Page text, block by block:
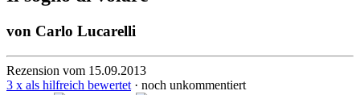
von Carlo Lucarelli
Rezension vom 15.09.2013
3 x als hilfreich bewertet · noch unkommentiert